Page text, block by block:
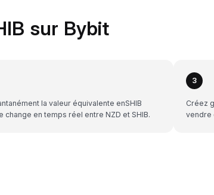
sur Bybit
la valeur équivalente enSHIB
change en temps réel entre NZD et SHIB.
3
Créez
vendre